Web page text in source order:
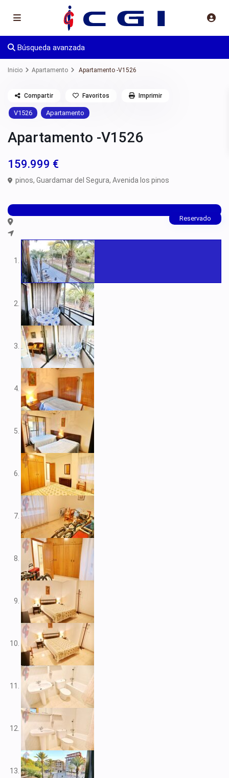
Búsqueda avanzada
Inicio Apartamento Apartamento -V1526
V1526 Apartamento
Apartamento -V1526
159.999 €
pinos,Guardamar del Segura,Avenida los pinos
Compartir Favoritos Imprimir
Reservado